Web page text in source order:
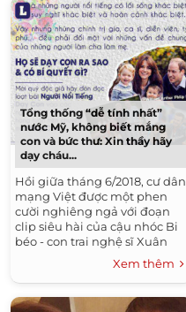
Tổng thống “dễ tính nhất”
nước Mỹ, không biết mắng
con và bức thư: Xin thầy hãy
dạy cháu...
Hồi giữa tháng 6/2018, cư dân
mạng Việt được một phen
cười nghiêng ngả với đoạn
clip siêu hài của cậu nhóc Bi
béo - con trai nghệ sĩ Xuân
Bắc khi liên tục vừa khóc nấc
Xem thêm